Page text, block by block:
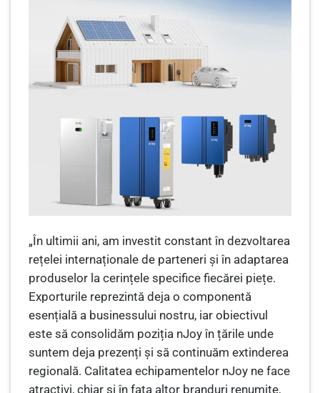
„În ultimii ani, am investit constant în dezvoltarea
rețelei internaționale de parteneri și în adaptarea
produselor la cerințele specifice fiecărei piețe.
Exporturile reprezintă deja o componentă
esențială a businessului nostru, iar obiectivul
este să consolidăm poziția nJoy în țările unde
suntem deja prezenți și să continuăm extinderea
regională. Calitatea echipamentelor nJoy ne face
atractivi, chiar și în fața altor branduri renumite,